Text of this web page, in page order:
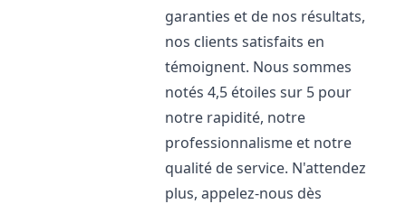
garanties et de nos résultats,
nos clients satisfaits en
témoignent. Nous sommes
notés 4,5 étoiles sur 5 pour
notre rapidité, notre
professionnalisme et notre
qualité de service. N'attendez
plus, appelez-nous dès